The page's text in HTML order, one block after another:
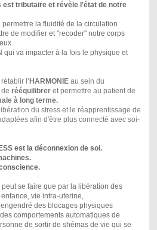
est tributaire et révèle l'état de notre
la fluidité de la circulation
de modifier et "recoder" notre corps
qui va impacter à la fois le physique et
l’ HARMONIEau sein du
rééquilibreret permettre au patient de
à long terme.
du stress et le réapprentissage de
afin d'être plus connecté avec soi-
est la déconnexion de soi.
se faire que par la libération des
vie intra-uterine,
des blocages physiques
comportements automatiques de
de sortir de shémas de vie qui se